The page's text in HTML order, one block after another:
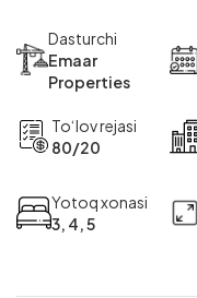
Dasturchi
Emaar
Properties
To‘lov rejasi
80/20
Yotoq xonasi
3, 4, 5